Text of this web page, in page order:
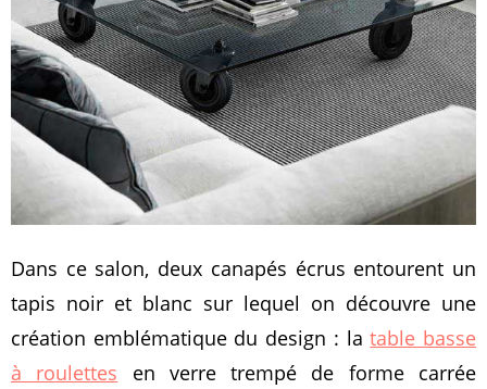
Dans ce salon, deux canapés écrus entourent un
tapis noir et blanc sur lequel on découvre une
création emblématique du design : latable basse
à roulettes en verre trempé de forme carrée